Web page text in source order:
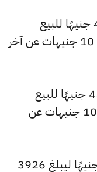
وارتفع سعر عيار 22 ليصل إلى 4798 جنيهًا للبيع
و4777 جنيهًا للشراء، بزيادة قيمتها 10 جنيهات عن آخر
كما ارتفع سعر عيار 21 ليسجل 4580 جنيهًا للبيع
و4560 جنيهًا للشراء، بزيادة قدرها 10 جنيهات عن
وشهد سعر عيار 18 ارتفاعًا بقيمة 9 جنيهًا ليبلغ 3926